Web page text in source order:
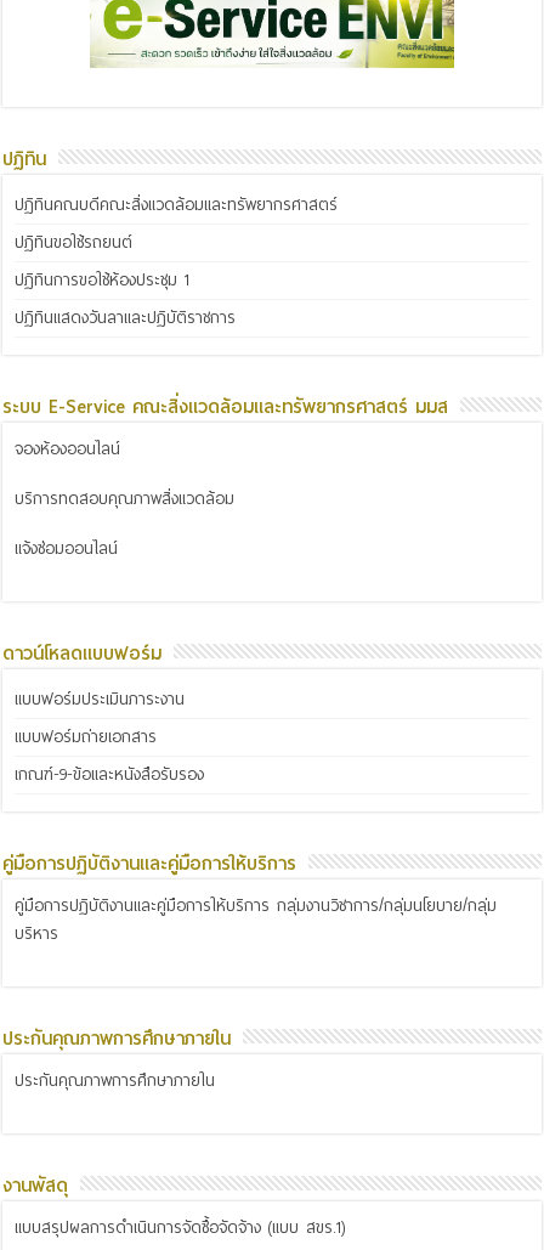
ปฏิทิน
ปฏิทินคณบดีคณะสิ่งแวดล้อมและทรัพยากรศาสตร์
ปฏิทินขอใช้รถยนต์
ปฏิทินการขอใช้ห้องประชุม 1
ปฏิทินแสดงวันลาและปฏิบัติราชการ
ระบบ E-Service คณะสิ่งแวดล้อมและทรัพยากรศาสตร์ มมส
จองห้องออนไลน์
บริการทดสอบคุณภาพสิ่งแวดล้อม
แจ้งซ่อมออนไลน์
ดาวน์โหลดแบบฟอร์ม
แบบฟอร์มประเมินภาระงาน
แบบฟอร์มถ่ายเอกสาร
เกณฑ์-9-ข้อและหนังสือรับรอง
คู่มือการปฏิบัติงานและคู่มือการให้บริการ
คู่มือการปฏิบัติงานและคู่มือการให้บริการ กลุ่มงานวิชาการ/กลุ่มนโยบาย/กลุ่ม
บริหาร
ประกันคุณภาพการศึกษาภายใน
ประกันคุณภาพการศึกษาภายใน
งานพัสดุ
แบบสรุปผลการดำเนินการจัดซื้อจัดจ้าง (แบบ สขร.1)